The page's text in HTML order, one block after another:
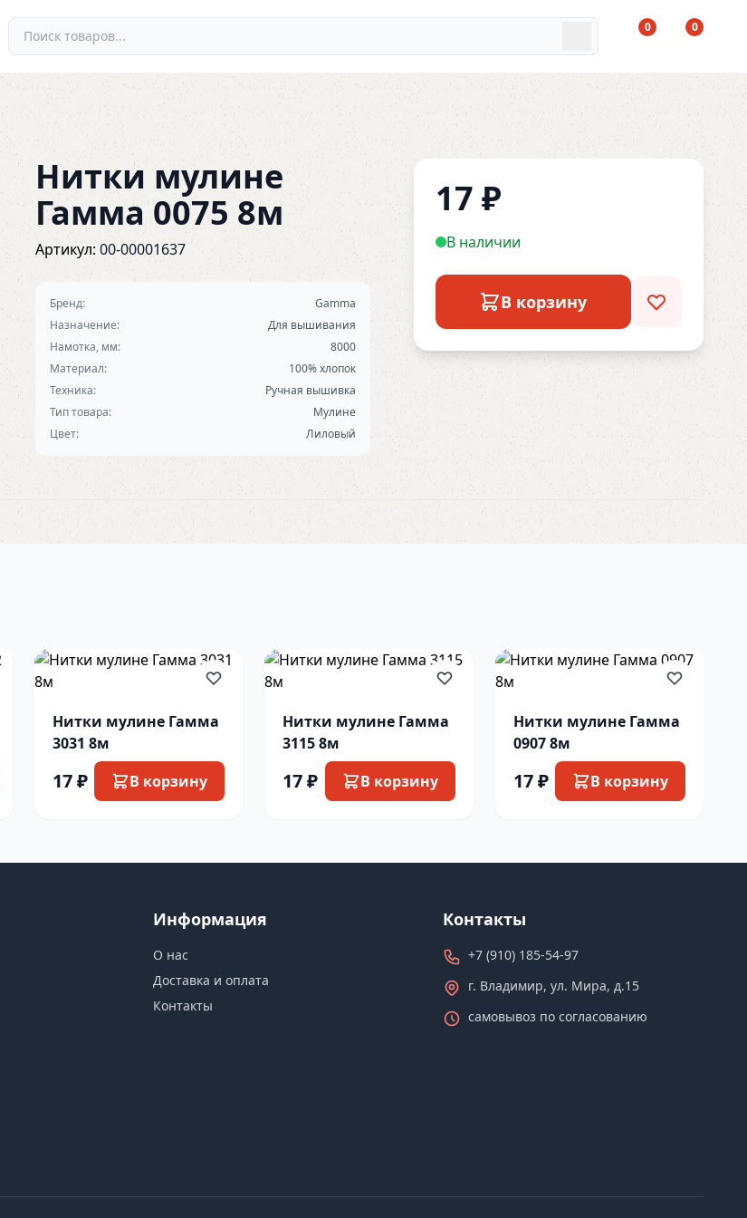
0 0
Нитки мулине
Гамма 0075 8м
Артикул:00-00001637
Бренд:
Gamma
Назначение:
Для вышивания
Намотка, мм:
8000
Материал:
100% хлопок
Техника:
Ручная вышивка
Тип товара:
Мулине
Цвет:
Лиловый
17 ₽
В наличии
В корзину
Нитки мулине Гамма
3031 8м
17 ₽ В корзину
Нитки мулине Гамма
3115 8м
17 ₽ В корзину
Нитки мулине Гамма
0907 8м
17 ₽ В корзину
Информация
О нас
Доставка и оплата
Контакты
Контакты
+7 (910) 185-54-97
г. Владимир, ул. Мира, д.15
самовывоз по согласованию